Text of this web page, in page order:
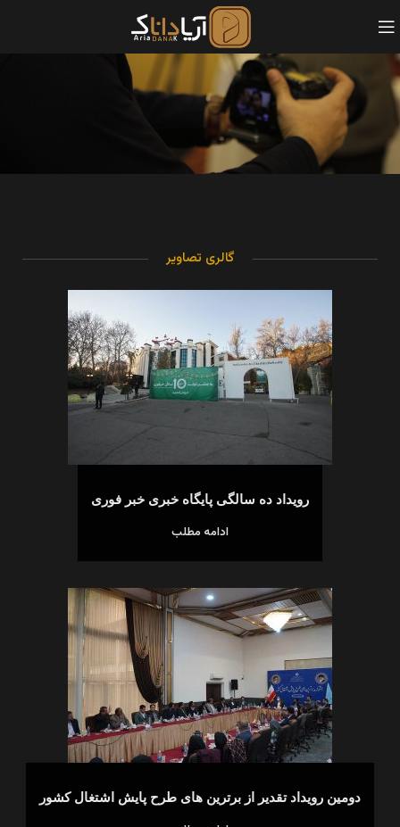
گالری تصاویر
رویداد ده سالگی پایگاه خبری خبر فوری
ادامه مطلب
دومین رویداد تقدیر از برترین های طرح پایش اشتغال کشور